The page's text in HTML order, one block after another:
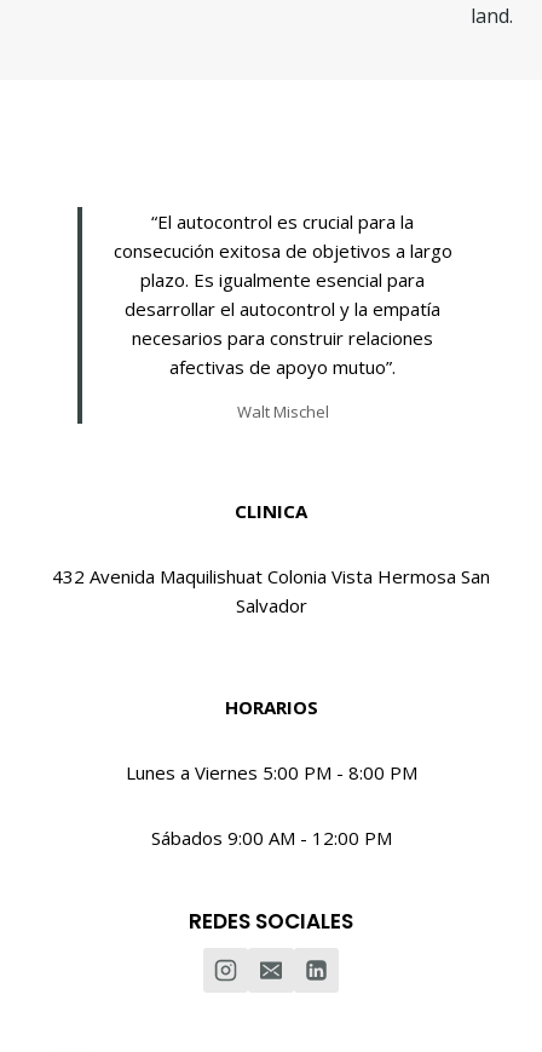
land.
“El autocontrol es crucial para la
consecución exitosa de objetivos a largo
plazo. Es igualmente esencial para
desarrollar el autocontrol y la empatía
necesarios para construir relaciones
afectivas de apoyo mutuo”.
Walt Mischel
CLINICA
432 Avenida Maquilishuat Colonia Vista Hermosa San
Salvador
HORARIOS
Lunes a Viernes 5:00 PM - 8:00 PM
Sábados 9:00 AM - 12:00 PM
REDES SOCIALES